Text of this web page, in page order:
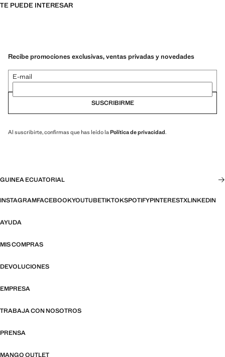
TE PUEDE INTERESAR
Recibe promociones exclusivas, ventas privadas y novedades
E-mail
SUSCRIBIRME
Al suscribirte, confirmas que has leído laPolítica de privacidad.
GUINEA ECUATORIAL
INSTAGRAMFACEBOOKYOUTUBETIKTOKSPOTIFYPINTERESTXLINKEDIN
AYUDA
MIS COMPRAS
DEVOLUCIONES
EMPRESA
TRABAJA CON NOSOTROS
PRENSA
MANGO OUTLET